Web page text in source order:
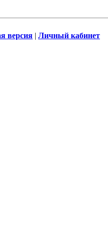
версия | Личный кабинет